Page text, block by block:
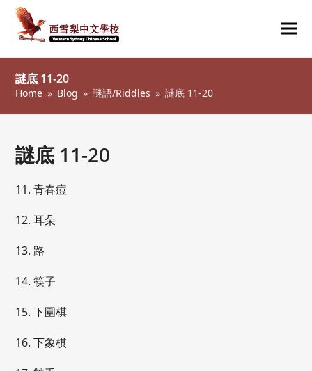
謎底 11-20
Home » Blog » 謎語/Riddles » 謎底 11-20
謎底 11-20
11. 青春痘
12. 耳朵
13. 路
14. 筷子
15. 下圍棋
16. 下象棋